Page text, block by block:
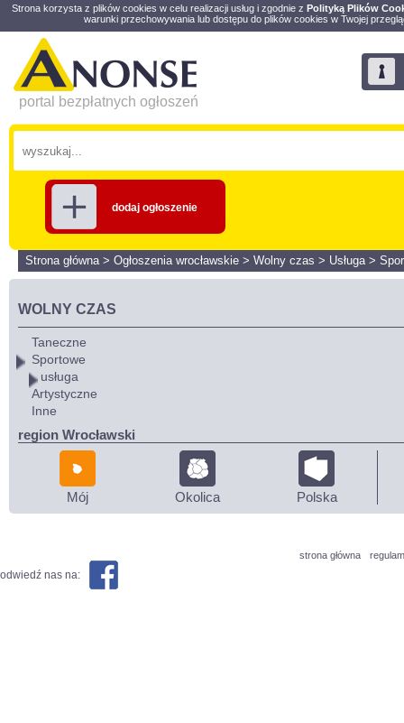
Strona korzysta z plików cookies w celu realizacji usług i zgodnie z Polityką Plików
warunki przechowywania lub dostępu do plików cookies w Twojej
portal bezpłatnych ogłoszeń
dodaj ogłoszenie
Strona główna> Ogłoszenia wrocławskie > Wolny czas > Usługa>
WOLNY CZAS
Taneczne
Sportowe
usługa
Artystyczne
Inne
region Wrocławski
Mój Okolica Polska
strona główna
odwiedź nas na: